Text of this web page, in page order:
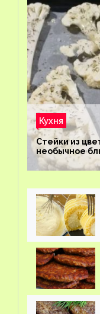
Кухня
Стейки из
необычное